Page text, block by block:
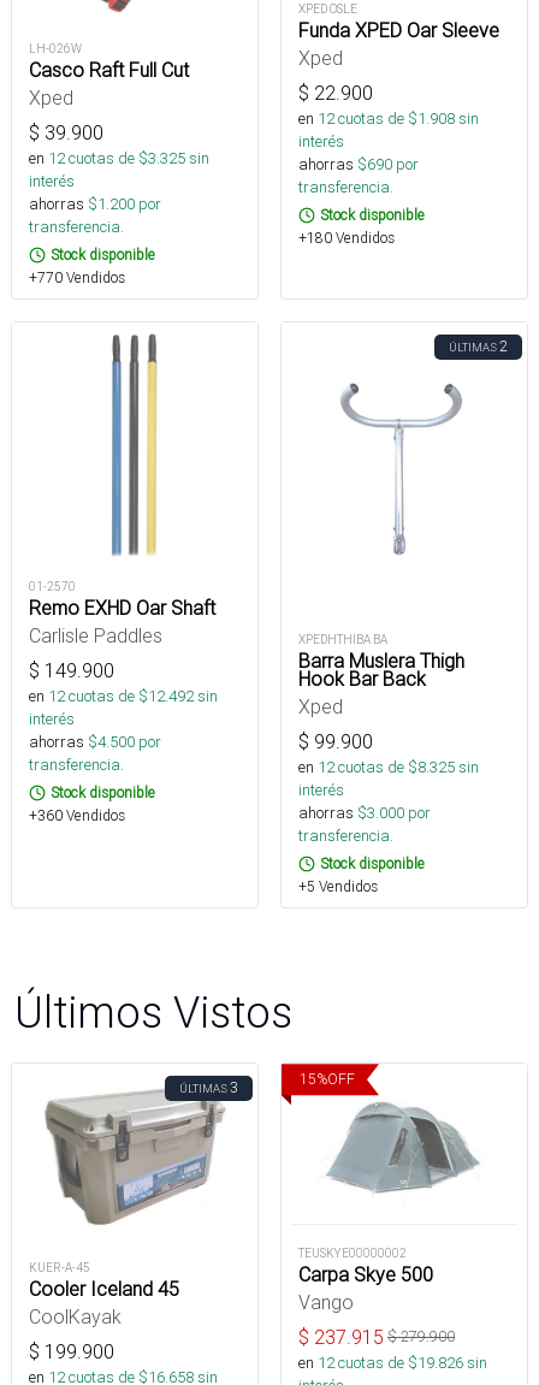
LH-026W
Casco Raft Full Cut
Xped
$ 39.900
en 12cuotas de $3.325sin
interés
ahorras $1.200 por
transferencia.
Stock disponible
+770 Vendidos
XPED OSLE
Funda XPED Oar Sleeve
Xped
$ 22.900
en 12cuotas de $1.908sin
interés
ahorras $690 por
transferencia.
Stock disponible
+180 Vendidos
01-2570
Remo EXHD Oar Shaft
Carlisle Paddles
$ 149.900
en 12cuotas de $12.492sin
interés
ahorras $4.500 por
transferencia.
Stock disponible
+360 Vendidos
ÚLTIMAS2
XPEDHTHIBA BA
Barra Muslera Thigh
Hook Bar Back
Xped
$ 99.900
en 12cuotas de $8.325sin
interés
ahorras $3.000 por
transferencia.
Stock disponible
+5 Vendidos
Últimos Vistos
ÚLTIMAS3
KUER-A-45
Cooler Iceland 45
CoolKayak
$ 199.900
en 12cuotas de $16.658sin
15%OFF
TEUSKYE00000002
Carpa Skye 500
Vango
$ 237.915 $279.900
en 12cuotas de $19.826sin